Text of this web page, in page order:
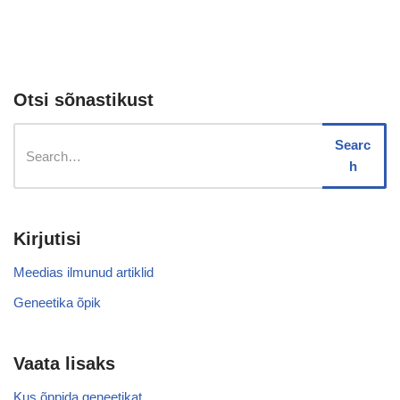
Otsi sõnastikust
Searc
h
Kirjutisi
Meedias ilmunud artiklid
Geneetika õpik
Vaata lisaks
Kus õppida geneetikat